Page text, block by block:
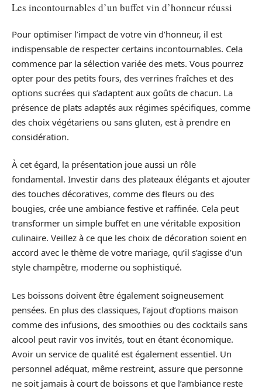
Les incontournables d’un buffet vin d’honneur réussi
Pour optimiser l’impact de votre vin d’honneur, il est
indispensable de respecter certains incontournables. Cela
commence par la sélection variée des mets. Vous pourrez
opter pour des petits fours, des verrines fraîches et des
options sucrées qui s’adaptent aux goûts de chacun. La
présence de plats adaptés aux régimes spécifiques, comme
des choix végétariens ou sans gluten, est à prendre en
considération.
À cet égard, la présentation joue aussi un rôle
fondamental. Investir dans des plateaux élégants et ajouter
des touches décoratives, comme des fleurs ou des
bougies, crée une ambiance festive et raffinée. Cela peut
transformer un simple buffet en une véritable exposition
culinaire. Veillez à ce que les choix de décoration soient en
accord avec le thème de votre mariage, qu’il s’agisse d’un
style champêtre, moderne ou sophistiqué.
Les boissons doivent être également soigneusement
pensées. En plus des classiques, l’ajout d’options maison
comme des infusions, des smoothies ou des cocktails sans
alcool peut ravir vos invités, tout en étant économique.
Avoir un service de qualité est également essentiel. Un
personnel adéquat, même restreint, assure que personne
ne soit jamais à court de boissons et que l’ambiance reste